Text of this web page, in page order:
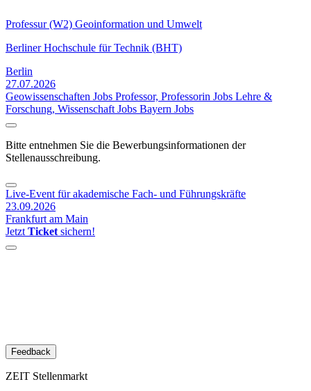
Professur (W2) Geoinformation und Umwelt
Berliner Hochschule für Technik (BHT)
Berlin
27.07.2026
Geowissenschaften Jobs Professor, Professorin Jobs Lehre &
Forschung, Wissenschaft Jobs Bayern Jobs
Bitte entnehmen Sie die Bewerbungsinformationen der
Stellenausschreibung.
Live-Event für akademische Fach- und Führungskräfte
23.09.2026
Frankfurt am Main
Jetzt Ticket sichern!
Feedback
ZEIT Stellenmarkt